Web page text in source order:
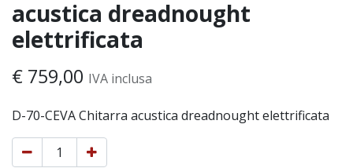
acustica dreadnought
elettrificata
€ 759,00 IVA inclusa
D-70-CEVA Chitarra acustica dreadnought elettrificata